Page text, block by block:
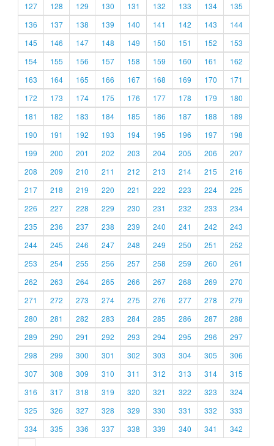
127
128 129 130 131 132 133 134
135
136
137 138 139 140 141 142 143
144
145
146 147 148 149 150 151 152
153
154
155 156 157 158 159 160 161
162
163
164 165 166 167 168 169 170
171
172
173 174 175 176 177 178 179
180
181
182 183 184 185 186 187 188
189
190
191 192 193 194 195 196 197
198
199
200 201 202 203 204 205 206
207
208
209 210 211 212 213 214 215
216
217
218 219 220 221 222 223 224
225
226
227 228 229 230 231 232 233
234
235
236 237 238 239 240 241 242
243
244
245 246 247 248 249 250 251
252
253
254 255 256 257 258 259 260
261
262
263 264 265 266 267 268 269
270
271
272 273 274 275 276 277 278
279
280
281 282 283 284 285 286 287
288
289
290 291 292 293 294 295 296
297
298
299 300 301 302 303 304 305
306
307
308 309 310 311 312 313 314
315
316
317 318 319 320 321 322 323
324
325
326 327 328 329 330 331 332
333
334
335 336 337 338 339 340 341
342